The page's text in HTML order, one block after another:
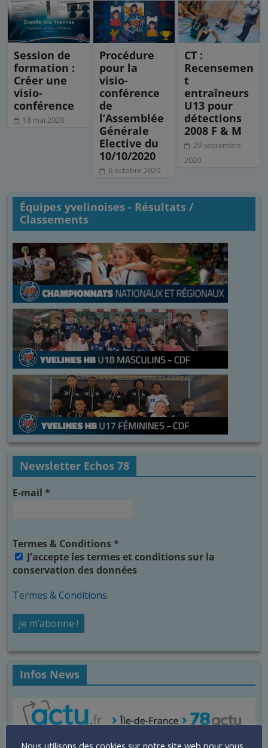
k
n
Session de
formation :
Créer une
visio-
conférence
18 mai 2020
Procédure
pour la
visio-
conférence
de
l’Assemblée
Générale
Elective du
10/10/2020
6 octobre 2020
CT :
Recensemen
t
entraîneurs
U13 pour
détections
2008 F & M
29 septembre
2020
Équipes yvelinoises - Résultats /
Classements
Newsletter Echos 78
E-mail*
Termes & Conditions*
J'accepte les termes et conditions sur la
conservation des données
Termes & Conditions
Infos News
Nous utilisons des cookies sur notre site web pour vous